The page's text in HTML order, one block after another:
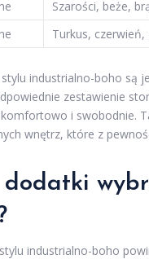
Szarości, beże,
Turkus, czerwień,
industrialno-boho są
zestawienie
i swobodnie.
wnętrz, które z
dodatki
industrialno-boho